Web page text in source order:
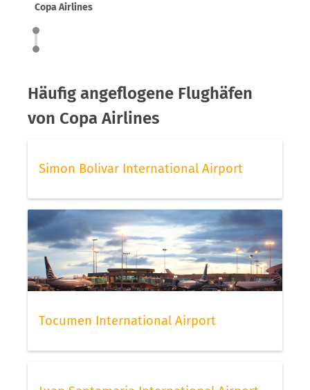
Copa Airlines
Häufig angeflogene Flughäfen
von Copa Airlines
Simon Bolivar International Airport
Tocumen International Airport